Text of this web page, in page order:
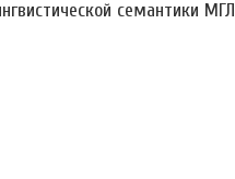
семантики